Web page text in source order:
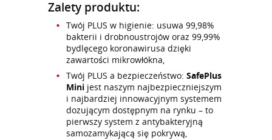
Zalety produktu:
Twój PLUS w higienie: usuwa 99,98%
bakterii i drobnoustrojów oraz 99,99%
bydlęcego koronawirusa dzięki
zawartości mikrowłókna,
Twój PLUS a bezpieczeństwo: SafePlus
Mini jest naszym najbezpieczniejszym
i najbardziej innowacyjnym systemem
dozującym dostępnym na rynku – to
pierwszy system z antybakteryjną
samozamykającą się pokrywą,